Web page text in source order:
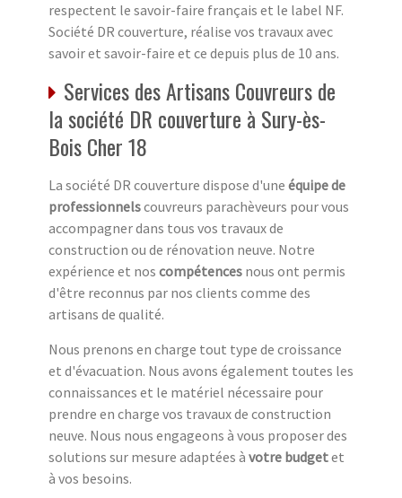
respectent le savoir-faire français et le label NF.
Société DR couverture, réalise vos travaux avec
savoir et savoir-faire et ce depuis plus de 10 ans.
Services des Artisans Couvreurs de
la société DR couverture à Sury-ès-
Bois Cher 18
La société DR couverture dispose d'une équipe de
professionnelscouvreurs parachèveurs pour vous
accompagner dans tous vos travaux de
construction ou de rénovation neuve. Notre
expérience et nos compétences nous ont permis
d'être reconnus par nos clients comme des
artisans de qualité.
Nous prenons en charge tout type de croissance
et d'évacuation. Nous avons également toutes les
connaissances et le matériel nécessaire pour
prendre en charge vos travaux de construction
neuve. Nous nous engageons à vous proposer des
solutions sur mesure adaptées à votre budgetet
à vos besoins.